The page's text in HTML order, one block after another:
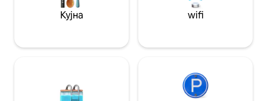
локалната трпезарија, со лесен
пристап до Големиот корален гребен
Резервирајте го бегството на островот
БЕЛЕШКА:
инвалидска
попреченост.
Кујна wifi